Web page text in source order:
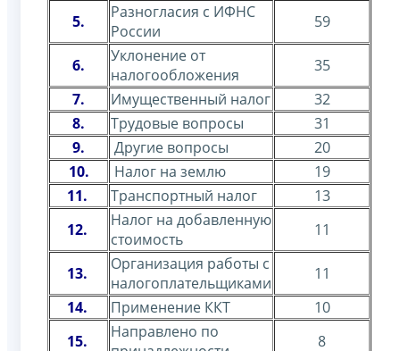
5.
Разногласия с ИФНС
России
59
6.
Уклонение от
налогообложения
35
7.
Имущественный налог
32
8.
Трудовые вопросы
31
9.
Другие вопросы
20
10.
Налог на землю
19
11.
Транспортный налог
13
12.
Налог на добавленную
стоимость
11
13.
Организация работы с
налогоплательщиками
11
14.
Применение ККТ
10
15.
Направлено по
8